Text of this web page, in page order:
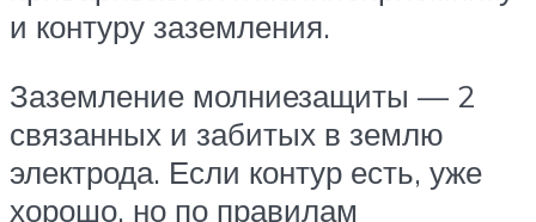
и контуру заземления.
Заземление молниезащиты — 2
связанных и забитых в землю
электрода. Если контур есть, уже
хорошо, но по правилам